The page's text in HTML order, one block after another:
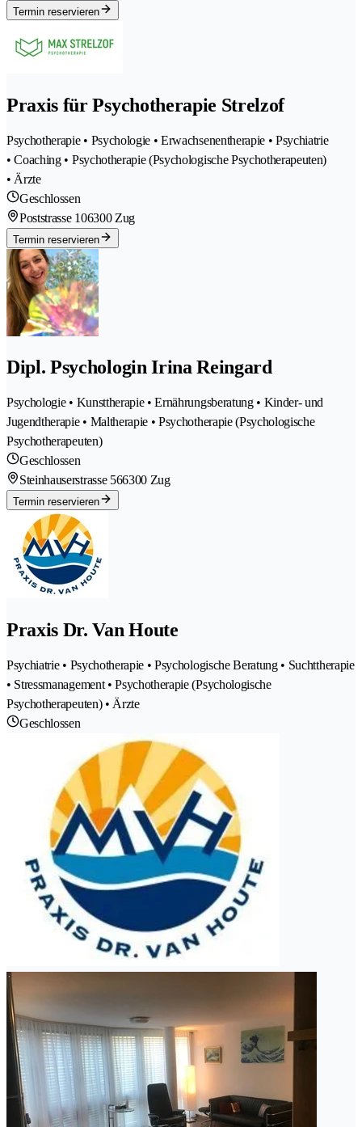
Termin reservieren
Praxis für Psychotherapie Strelzof
Psychotherapie • Psychologie • Erwachsenentherapie • Psychiatrie
• Coaching • Psychotherapie (Psychologische Psychotherapeuten)
• Ärzte
Geschlossen
Poststrasse 106300 Zug
Termin reservieren
Dipl. Psychologin Irina Reingard
Psychologie • Kunsttherapie • Ernährungsberatung • Kinder- und
Jugendtherapie • Maltherapie • Psychotherapie (Psychologische
Psychotherapeuten)
Geschlossen
Steinhauserstrasse 566300 Zug
Termin reservieren
Praxis Dr. Van Houte
Psychiatrie • Psychotherapie • Psychologische Beratung • Suchttherapie
• Stressmanagement • Psychotherapie (Psychologische
Psychotherapeuten) • Ärzte
Geschlossen